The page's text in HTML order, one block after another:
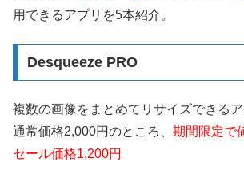
用できるアプリを5本紹介。
Desqueeze PRO
複数の画像をまとめてリサイズできるア
通常価格2,000円のところ、 期間限定で
セール価格1,200円